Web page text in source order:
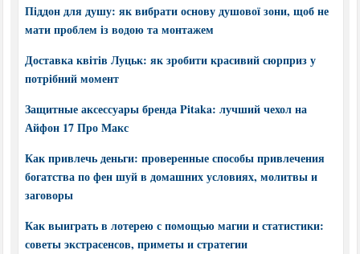
Піддон для душу: як вибрати основу душової зони, щоб не
мати проблем із водою та монтажем
Доставка квітів Луцьк: як зробити красивий сюрприз у
потрібний момент
Защитные аксессуары бренда Pitaka: лучший чехол на
Айфон 17 Про Макс
Как привлечь деньги: проверенные способы привлечения
богатства по фен шуй в домашних условиях, молитвы и
заговоры
Как выиграть в лотерею с помощью магии и статистики:
советы экстрасенсов, приметы и стратегии